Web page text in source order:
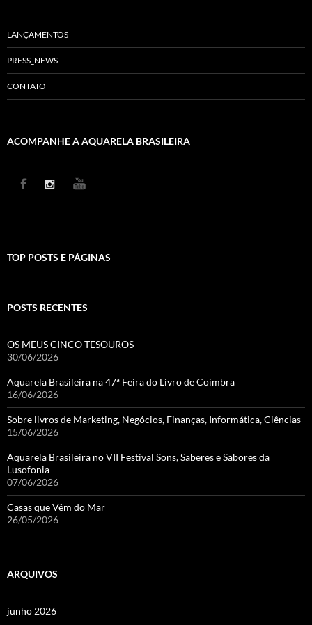
LANÇAMENTOS
PRESS_NEWS
CONTATO
ACOMPANHE A AQUARELA BRASILEIRA
TOP POSTS E PÁGINAS
POSTS RECENTES
OS MEUS CINCO TESOUROS
30/06/2026
Aquarela Brasileira na 47ª Feira do Livro de Coimbra
16/06/2026
Sobre livros de Marketing, Negócios, Finanças, Informática, Ciências
15/06/2026
Aquarela Brasileira no VII Festival Sons, Saberes e Sabores da
Lusofonia
07/06/2026
Casas que Vêm do Mar
26/05/2026
ARQUIVOS
junho 2026